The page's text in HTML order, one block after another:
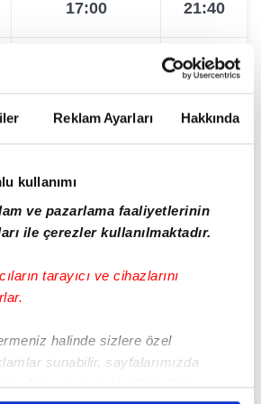
Reklam Ayarları Hakkında
kullanımı
ve pazarlama faaliyetlerinin
ile çerezler kullanılmaktadır.
tarayıcı ve cihazlarını
halinde sizlere özel
sunabilir, sayfalarımızda
deneyimi yaşatabiliriz. Bunu
17:00 21:40
20:00
Tümünü Göster